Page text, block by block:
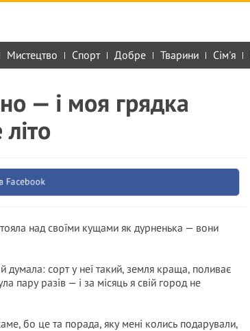
Мистецтво Спорт Добре Тварини Сім'я
— і моя грядка
Facebook
над своїми кущами як дурненька — вони
думала: сорт у неї такий, земля краща, поливає
пару разів — і за місяць я свій город не
бо це та порада, яку мені колись подарували,